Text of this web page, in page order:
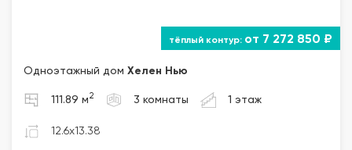
от 7 272 850 ₽
Одноэтажный дом Хелен Нью
111.89 м 2 3 комнаты 1 этаж
12.6x13.38